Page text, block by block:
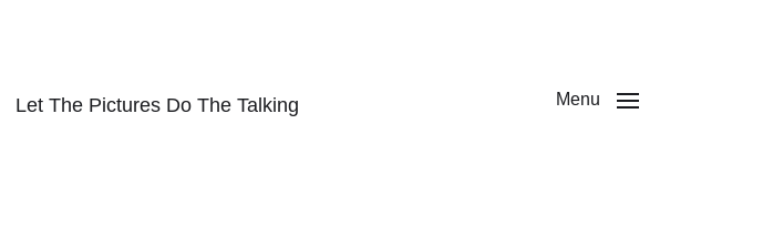
Let The Pictures Do The Talking Menu